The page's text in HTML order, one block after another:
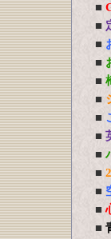
■
■
■
■
■
■
■
■
■
■
■
■
■